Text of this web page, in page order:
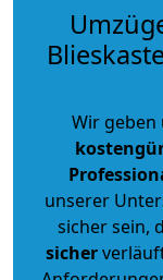
Wir geben
unserer
sicher sein,
sicher